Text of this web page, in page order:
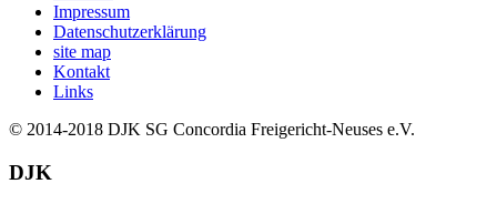
Impressum
Datenschutzerklärung
site map
Kontakt
Links
© 2014-2018 DJK SG Concordia Freigericht-Neuses e.V.
DJK